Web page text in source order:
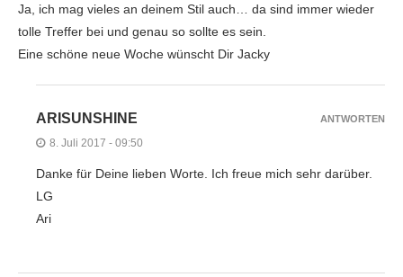
Ja, ich mag vieles an deinem Stil auch… da sind immer wieder
tolle Treffer bei und genau so sollte es sein.
Eine schöne neue Woche wünscht Dir Jacky
ARISUNSHINE
8. Juli 2017 - 09:50
Danke für Deine lieben Worte. Ich freue mich sehr darüber.
LG
Ari
ANTWORTEN